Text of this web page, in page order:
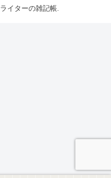
イターの雑記帳.